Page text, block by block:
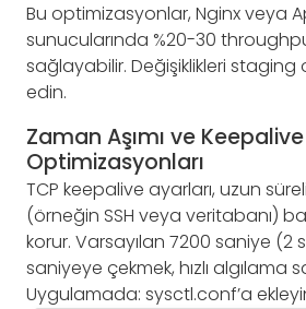
Bu optimizasyonlar, Nginx veya
sunucularında %20-30
sağlayabilir. Değişiklikleri staging
edin.
Zaman Aşımı ve Keepalive
Optimizasyonları
TCP keepalive ayarları, uzun
(örneğin SSH veya veritabanı)
korur. Varsayılan 7200 saniye (2
saniyeye çekmek, hızlı algılama
Uygulamada: sysctl.conf’a